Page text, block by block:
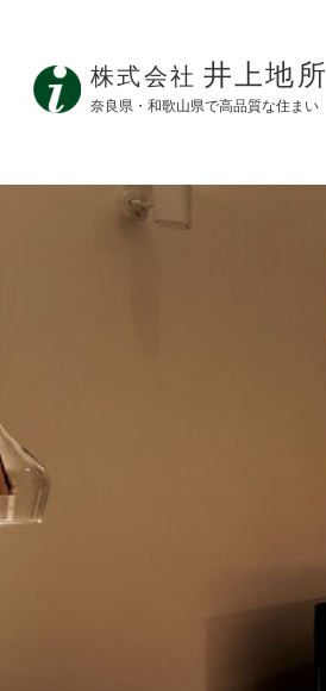
株式会社 井上地所
奈良県・和歌山県で高品質な住まい